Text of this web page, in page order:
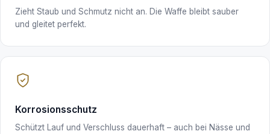
Zieht Staub und Schmutz nicht an. Die Waffe bleibt sauber
und gleitet perfekt.
Korrosionsschutz
Schützt Lauf und Verschluss dauerhaft – auch bei Nässe und